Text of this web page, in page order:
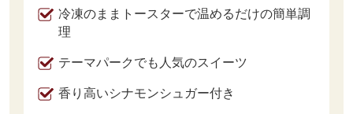
冷凍のままトースターで温めるだけの簡単調
理
テーマパークでも人気のスイーツ
香り高いシナモンシュガー付き